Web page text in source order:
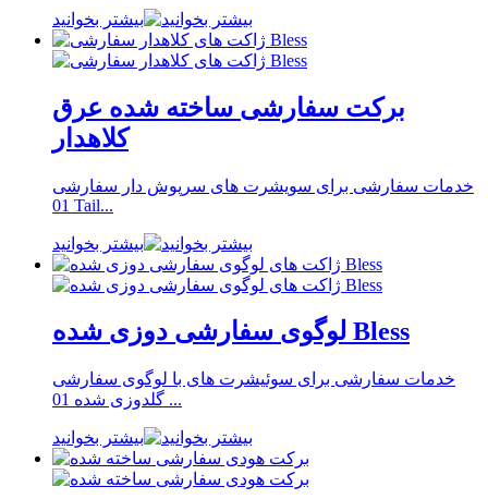
بیشتر بخوانید
برکت سفارشی ساخته شده عرق
کلاهدار
خدمات سفارشی برای سویشرت های سرپوش دار سفارشی
01 Tail...
بیشتر بخوانید
لوگوی سفارشی دوزی شده Bless
خدمات سفارشی برای سوئیشرت های با لوگوی سفارشی
گلدوزی شده 01 ...
بیشتر بخوانید